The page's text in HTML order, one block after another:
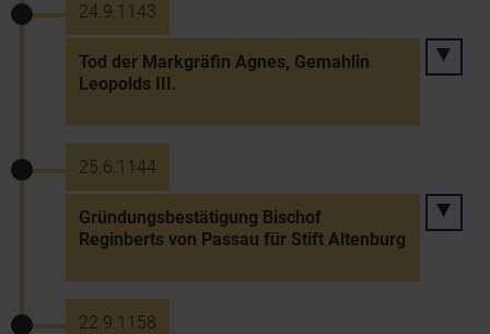
24.9.1143
Tod der Markgräfin Agnes, Gemahlin
Leopolds III.
25.6.1144
Gründungsbestätigung Bischof
Reginberts von Passau für Stift Altenburg
22.9.1158